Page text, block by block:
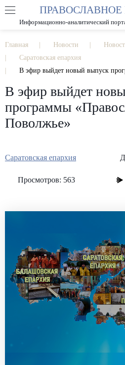
РАЗМЕР
Информационно-аналитический
Главная Новости
Саратовская епархия
В эфир выйдет новый выпуск
В эфир выйдет
программы
Поволжье»
Саратовская епархия
Просмотров: 563